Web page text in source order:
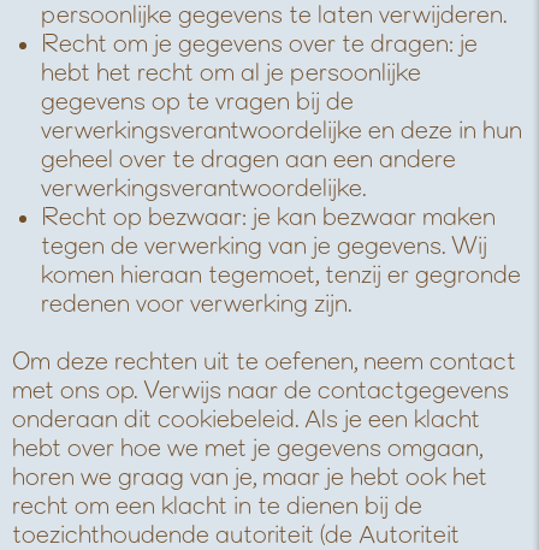
persoonlijke gegevens te laten verwijderen.
Recht om je gegevens over te dragen: je
hebt het recht om al je persoonlijke
gegevens op te vragen bij de
verwerkingsverantwoordelijke en deze in hun
geheel over te dragen aan een andere
verwerkingsverantwoordelijke.
Recht op bezwaar: je kan bezwaar maken
tegen de verwerking van je gegevens. Wij
komen hieraan tegemoet, tenzij er gegronde
redenen voor verwerking zijn.
Om deze rechten uit te oefenen, neem contact
met ons op. Verwijs naar de contactgegevens
onderaan dit cookiebeleid. Als je een klacht
hebt over hoe we met je gegevens omgaan,
horen we graag van je, maar je hebt ook het
recht om een klacht in te dienen bij de
toezichthoudende autoriteit (de Autoriteit